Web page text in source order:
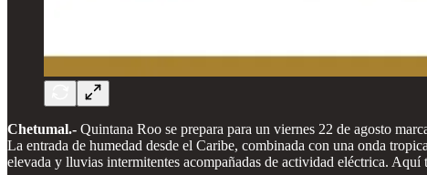
Chetumal.- Quintana Roo se prepara para un viernes 22 de agosto
La entrada de humedad desde el Caribe, combinada con una onda
elevada y lluvias intermitentes acompañadas de actividad eléctrica.